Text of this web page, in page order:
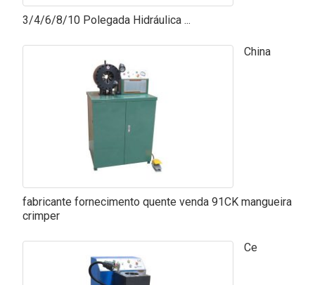
3/4/6/8/10 Polegada Hidráulica ...
China
fabricante fornecimento quente venda 91CK mangueira
crimper
Ce